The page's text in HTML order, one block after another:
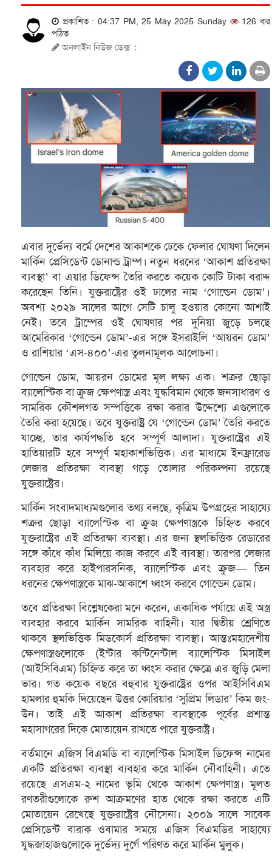
প্রকাশিত : 04:37 PM, 25 May 2025 Sunday
126 বার
পঠিত
অনলাইন নিউজ ডেক্স :
এবার দুর্ভেদ্য বর্মে দেশের আকাশকে ঢেকে ফেলার ঘোষণা দিলেন
মার্কিন প্রেসিডেন্ট ডোনাল্ড ট্রাম্প। নতুন ধরনের ‘আকাশ প্রতিরক্ষা
ব্যবস্থা’ বা এয়ার ডিফেন্স তৈরি করতে কয়েক কোটি টাকা বরাদ্দ
করেছেন তিনি। যুক্তরাষ্ট্রের ওই ঢালের নাম ‘গোল্ডেন ডোম’।
অবশ্য ২০২৯ সালের আগে সেটি চালু হওয়ার কোনো আশাই
নেই। তবে ট্রাম্পের ওই ঘোষণার পর দুনিয়া জুড়ে চলছে
আমেরিকার ‘গোল্ডেন ডোম’-এর সঙ্গে ইসরাইলি ‘আয়রন ডোম’
ও রাশিয়ার ‘এস-৪০০’-এর তুলনামূলক আলোচনা।
গোল্ডেন ডোম, আয়রন ডোমের মূল লক্ষ্য এক। শত্রুর ছোড়া
ব্যালেস্টিক বা ক্রুজ ক্ষেপণাস্ত্র এবং যুদ্ধবিমান থেকে জনসাধারণ ও
সামরিক কৌশলগত সম্পত্তিকে রক্ষা করার উদ্দেশ্যে এগুলোকে
তৈরি করা হয়েছে। তবে যুক্তরাষ্ট্র যে ‘গোল্ডেন ডোম’ তৈরি করতে
যাচ্ছে, তার কার্যপদ্ধতি হবে সম্পূর্ণ আলাদা। যুক্তরাষ্ট্রের এই
হাতিয়ারটি হবে সম্পূর্ণ মহাকাশভিত্তিক। এর মাধ্যমে ইনফ্রারেড
লেজার প্রতিরক্ষা ব্যবস্থা গড়ে তোলার পরিকল্পনা রয়েছে
যুক্তরাষ্ট্রের।
মার্কিন সংবাদমাধ্যমগুলোর তথ্য বলছে, কৃত্রিম উপগ্রহের সাহায্যে
শত্রুর ছোড়া ব্যালেস্টিক বা ক্রুজ ক্ষেপণাস্ত্রকে চিহ্নিত করবে
যুক্তরাষ্ট্রের এই প্রতিরক্ষা ব্যবস্থা। এর জন্য স্থলভিত্তিক রেডারের
সঙ্গে কাঁধে কাঁধ মিলিয়ে কাজ করবে এই ব্যবস্থা। তারপর লেজার
ব্যবহার করে হাইপারসনিক, ব্যালেস্টিক এবং ক্রুজ— তিন
ধরনের ক্ষেপণাস্ত্রকে মাঝ-আকাশে ধ্বংস করবে গোল্ডেন ডোম।
তবে প্রতিরক্ষা বিশ্লেষকেরা মনে করেন, একাধিক পর্যায়ে এই অস্ত্র
ব্যবহার করবে মার্কিন সামরিক বাহিনী। যার দ্বিতীয় শ্রেণিতে
থাকবে স্থলভিত্তিক মিডকোর্স প্রতিরক্ষা ব্যবস্থা। আন্তঃমহাদেশীয়
ক্ষেপণাস্ত্রগুলোকে (ইন্টার কন্টিনেন্টাল ব্যালেস্টিক মিসাইল
(আইসিবিএম) চিহ্নিত করে তা ধ্বংস করার ক্ষেত্রে এর জুড়ি মেলা
ভার। গত কয়েক বছরে বহুবার যুক্তরাষ্ট্রের ওপর আইসিবিএম
হামলার হুমকি দিয়েছেন উত্তর কোরিয়ার ‘সুপ্রিম লিডার’ কিম জং-
উন। তাই এই আকাশ প্রতিরক্ষা ব্যবস্থাকে পূর্বের প্রশান্ত
মহাসাগরের দিকে মোতায়েন রাখতে পারে যুক্তরাষ্ট্র।
বর্তমানে এজিস বিএমডি বা ব্যালেস্টিক মিসাইল ডিফেন্স নামের
একটি প্রতিরক্ষা ব্যবস্থা ব্যবহার করে মার্কিন নৌবাহিনী। এতে
রয়েছে এসএম-২ নামের ভূমি থেকে আকাশ ক্ষেপণাস্ত্র। মূলত
রণতরীগুলোকে রুশ আক্রমণের হাত থেকে রক্ষা করতে এটি
মোতায়েন রেখেছে যুক্তরাষ্ট্রের নৌসেনা। ২০০৯ সালে সাবেক
প্রেসিডেন্ট বারাক ওবামার সময়ে এজিস বিএমডির সাহায্যে
যুদ্ধজাহাজগুলোকে দুর্ভেদ্য দুর্গে পরিণত করে মার্কিন মুলুক।